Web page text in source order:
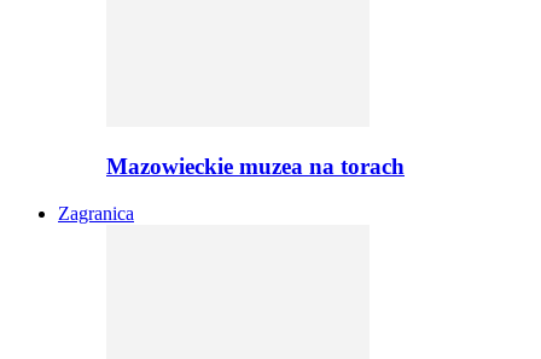
Mazowieckie muzea na torach
Zagranica